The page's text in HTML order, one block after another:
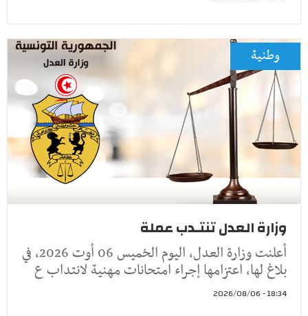
وطنية
وزارة العدل تنتـدب عملة
أعلنت وزارة العدل، اليوم الخميس 06 أوت 2026، في
بلاغ لها، اعتزامها إجراء امتحانات مهنية لانتداب ع
18:34 - 2026/08/06